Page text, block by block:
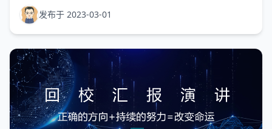
了年底大裁员，把整个研发团队都快裁没了，每个岗位
基本就只留了一个人。12月底请病假扣了不少工资，
发布于 2023-03-01